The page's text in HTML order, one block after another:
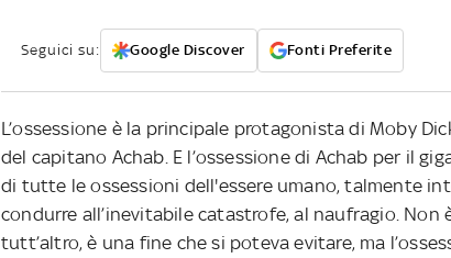
Seguici su: Google Discover Fonti Preferite
L’ossessione è la principale protagonista di Moby
del capitano Achab. E l’ossessione di Achab per il
di tutte le ossessioni dell'essere umano, talmente
condurre all’inevitabile catastrofe, al naufragio.
tutt’altro, è una fine che si poteva evitare, ma